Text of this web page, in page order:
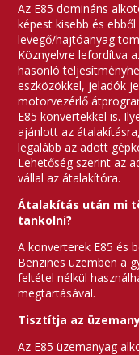
Az E85 domináns
képest kisebb és
levegő/hajtóanyag
Köznyelvre lefordítva
hasonló
eszközökkel, jeladók
motorvezérlő
E85 konvertekkel is.
ajánlott az
legalább az adott
Lehetőség szerint az
vállal az átalakítóra.
Átalakítás után mi
tankolni?
A konverterek E85 és
Benzines üzemben a
feltétel nélkül
megtartásával.
Tisztítja az
Az E85 üzemanyag